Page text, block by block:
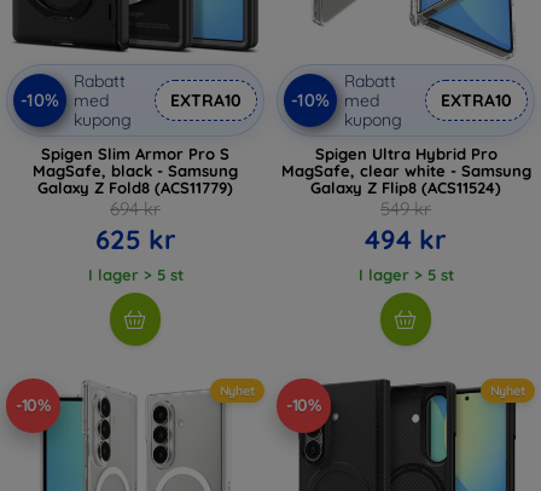
-10%
Rabatt
med
kupong
EXTRA10
Spigen Slim Armor Pro S
MagSafe, black - Samsung
Galaxy Z Fold8 (ACS11779)
694 kr
625 kr
I lager > 5 st
-10%
Rabatt
med
kupong
EXTRA10
Spigen Ultra Hybrid Pro
MagSafe, clear white - Samsung
Galaxy Z Flip8 (ACS11524)
549 kr
494 kr
I lager > 5 st
-10%
Nyhet
-10%
Nyhet